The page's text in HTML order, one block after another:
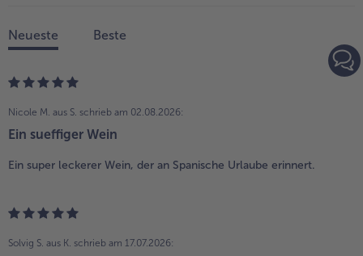
Neueste Beste
Nicole M. aus S. schrieb am 02.08.2026:
Ein sueffiger Wein
Ein super leckerer Wein, der an Spanische Urlaube erinnert.
Solvig S. aus K. schrieb am 17.07.2026: